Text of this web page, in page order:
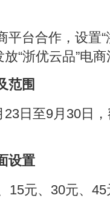
平台合作，设置
“浙优云品”电
范围
23日至9月30日
设置
15元、30元、